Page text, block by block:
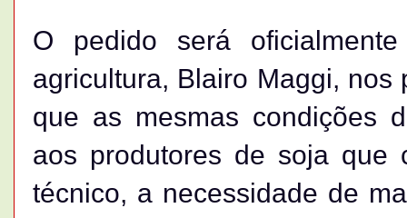
O pedido será
agricultura, Blairo Maggi,
que as mesmas condições
aos produtores de soja que
técnico, a necessidade de